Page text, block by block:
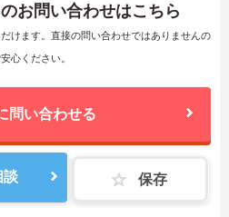
お問い合わせはこちら
けます。直接の問い合わせではありませんの
心ください。
問い合わせる
談 保存